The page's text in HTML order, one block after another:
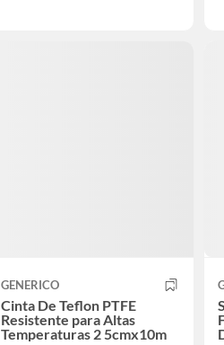
GENERICO
Cinta De Teflon PTFE
Resistente para Altas
Temperaturas 2 5cmx10m